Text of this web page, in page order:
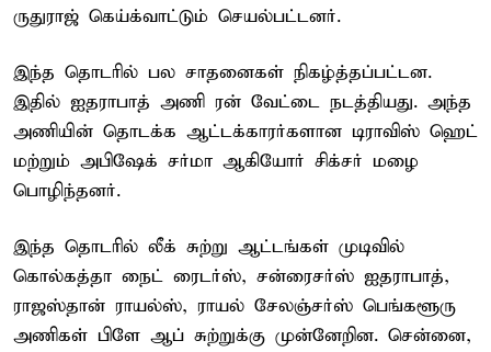
ருதுராஜ் கெய்க்வாட்டும் செயல்பட்டனர்.
இந்த தொடரில் பல சாதனைகள் நிகழ்த்தப்பட்டன.
இதில் ஐதராபாத் அணி ரன் வேட்டை நடத்தியது. அந்த
அணியின் தொடக்க ஆட்டக்காரர்களான டிராவிஸ் ஹெட்
மற்றும் அபிஷேக் சர்மா ஆகியோர் சிக்சர் மழை
பொழிந்தனர்.
இந்த தொடரில் லீக் சுற்று ஆட்டங்கள் முடிவில்
கொல்கத்தா நைட் ரைடர்ஸ், சன்ரைசர்ஸ் ஐதராபாத்,
ராஜஸ்தான் ராயல்ஸ், ராயல் சேலஞ்சர்ஸ் பெங்களூரு
அணிகள் பிளே ஆப் சுற்றுக்கு முன்னேறின. சென்னை,